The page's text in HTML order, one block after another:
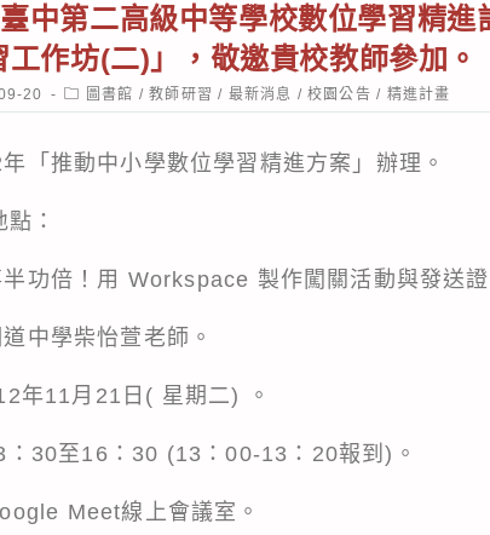
中第二高級中等學校數位學習精
工作坊(二)」，敬邀貴校教師參加。
20
Post
category:
圖書館 / 教師研習 / 最新消息 / 校園公告 / 精進計畫
「推動中小學數位學習精進方案」辦理。
：
功倍！用 Workspace 製作闖關活動與發送證
中學柴怡萱老師。
年11月21日( 星期二) 。
：30至16：30 (13：00-13：20報到)。
Meet線上會議室。